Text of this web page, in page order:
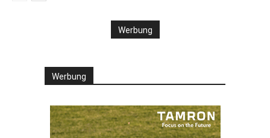
Werbung
Werbung